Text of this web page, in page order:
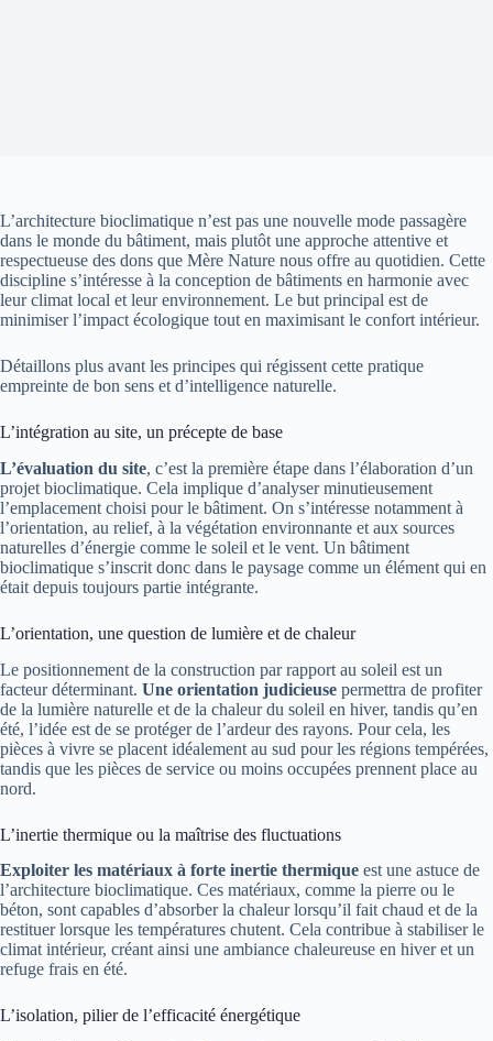
L’architecture bioclimatique n’est pas une nouvelle mode passagère
dans le monde du bâtiment, mais plutôt une approche attentive et
respectueuse des dons que Mère Nature nous offre au quotidien. Cette
discipline s’intéresse à la conception de bâtiments en harmonie avec
leur climat local et leur environnement. Le but principal est de
minimiser l’impact écologique tout en maximisant le confort intérieur.
Détaillons plus avant les principes qui régissent cette pratique
empreinte de bon sens et d’intelligence naturelle.
L’intégration au site, un précepte de base
L’évaluation du site, c’est la première étape dans l’élaboration d’un
projet bioclimatique. Cela implique d’analyser minutieusement
l’emplacement choisi pour le bâtiment. On s’intéresse notamment à
l’orientation, au relief, à la végétation environnante et aux sources
naturelles d’énergie comme le soleil et le vent. Un bâtiment
bioclimatique s’inscrit donc dans le paysage comme un élément qui en
était depuis toujours partie intégrante.
L’orientation, une question de lumière et de chaleur
Le positionnement de la construction par rapport au soleil est un
facteur déterminant. Une orientation judicieuse permettra de profiter
de la lumière naturelle et de la chaleur du soleil en hiver, tandis qu’en
été, l’idée est de se protéger de l’ardeur des rayons. Pour cela, les
pièces à vivre se placent idéalement au sud pour les régions tempérées,
tandis que les pièces de service ou moins occupées prennent place au
nord.
L’inertie thermique ou la maîtrise des fluctuations
Exploiter les matériaux à forte inertie thermique est une astuce de
l’architecture bioclimatique. Ces matériaux, comme la pierre ou le
béton, sont capables d’absorber la chaleur lorsqu’il fait chaud et de la
restituer lorsque les températures chutent. Cela contribue à stabiliser le
climat intérieur, créant ainsi une ambiance chaleureuse en hiver et un
refuge frais en été.
L’isolation, pilier de l’efficacité énergétique